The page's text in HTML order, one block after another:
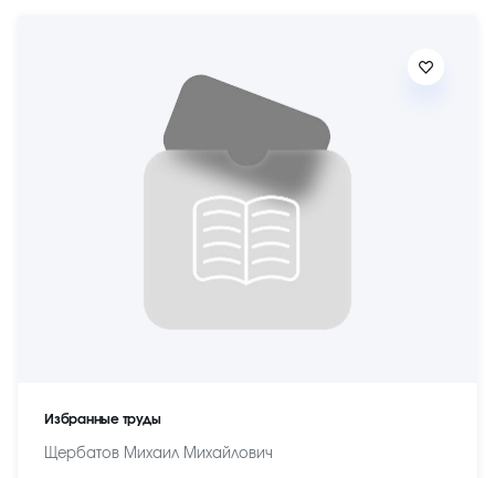
Избранные труды
Щербатов Михаил Михайлович